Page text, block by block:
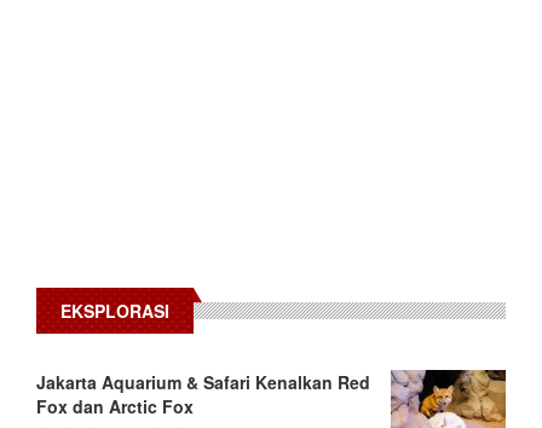
EKSPLORASI
Jakarta Aquarium & Safari Kenalkan Red
Fox dan Arctic Fox